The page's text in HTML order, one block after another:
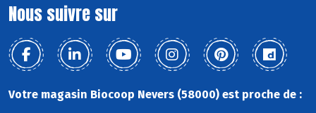
Nous suivre sur
Votre magasin Biocoop Nevers (58000) est proche de :